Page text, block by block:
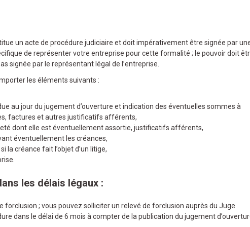
un acte de procédure judiciaire et doit impérativement être signée par
de représenter votre entreprise pour cette formalité ; le pouvoir doit
signée par le représentant légal de l’entreprise.
les éléments suivants :
au jour du jugement d’ouverture et indication des éventuelles sommes à
factures et autres justificatifs afférents,
dont elle est éventuellement assortie, justificatifs afférents,
éventuellement les créances,
la créance fait l’objet d’un litige,
les délais légaux :
; vous pouvez solliciter un relevé de forclusion auprès du Juge
dans le délai de 6 mois à compter de la publication du jugement